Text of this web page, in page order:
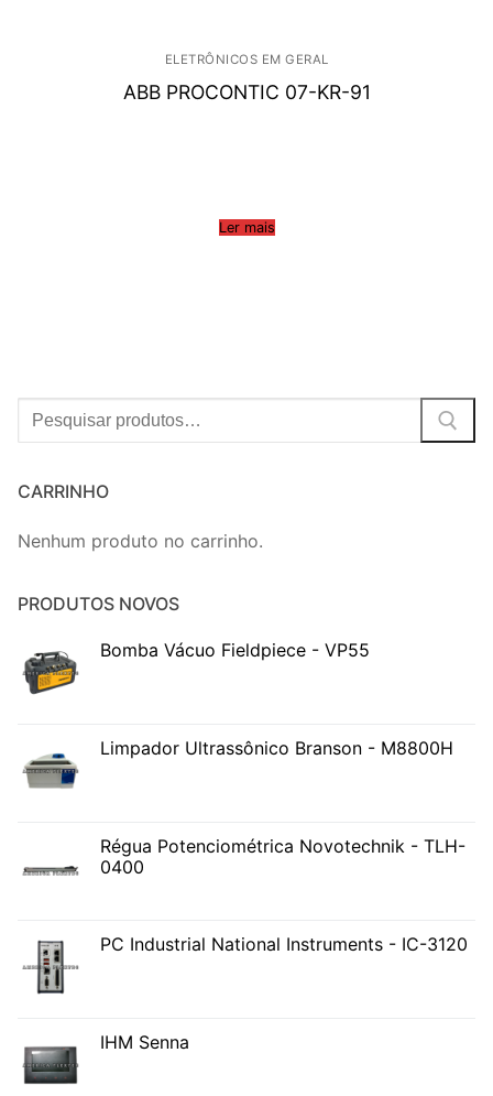
ELETRÔNICOS EM GERAL
ABB PROCONTIC 07-KR-91
Ler mais
Procurar:
CARRINHO
Nenhum produto no carrinho.
PRODUTOS NOVOS
Bomba Vácuo Fieldpiece - VP55
Limpador Ultrassônico Branson - M8800H
Régua Potenciométrica Novotechnik - TLH-
0400
PC Industrial National Instruments - IC-3120
IHM Senna